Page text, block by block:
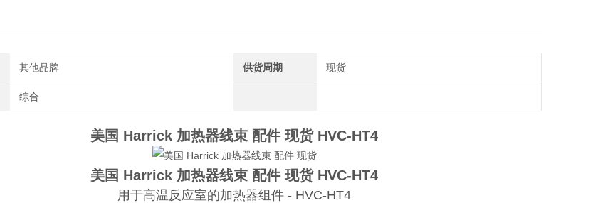
其他品牌 供货周期 现货
综合
美国 Harrick 加热器线束 配件 现货HVC-HT4
美国 Harrick 加热器线束 配件 现货HVC-HT4
用于高温反应室的加热器组件 - HVC-HT4